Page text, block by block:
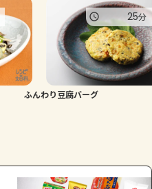
ふんわり豆腐バーグ
25分